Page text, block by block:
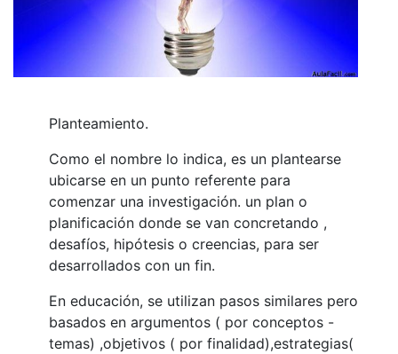
Planteamiento.
Como el nombre lo indica, es un plantearse
ubicarse en un punto referente para
comenzar una investigación. un plan o
planificación donde se van concretando ,
desafíos, hipótesis o creencias, para ser
desarrollados con un fin.
En educación, se utilizan pasos similares pero
basados en argumentos ( por conceptos -
temas) ,objetivos ( por finalidad),estrategias(